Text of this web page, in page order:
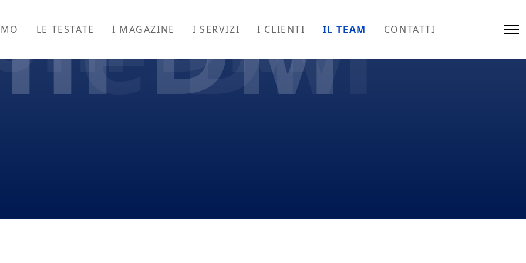
LE TESTATE I MAGAZINE I SERVIZI I CLIENTI IL TEAM CONTATTI
DM
DM
DM
DM
DM